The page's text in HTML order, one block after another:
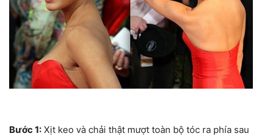
Bước 1: Xịt keo và chải thật mượt toàn bộ tóc ra phía sau